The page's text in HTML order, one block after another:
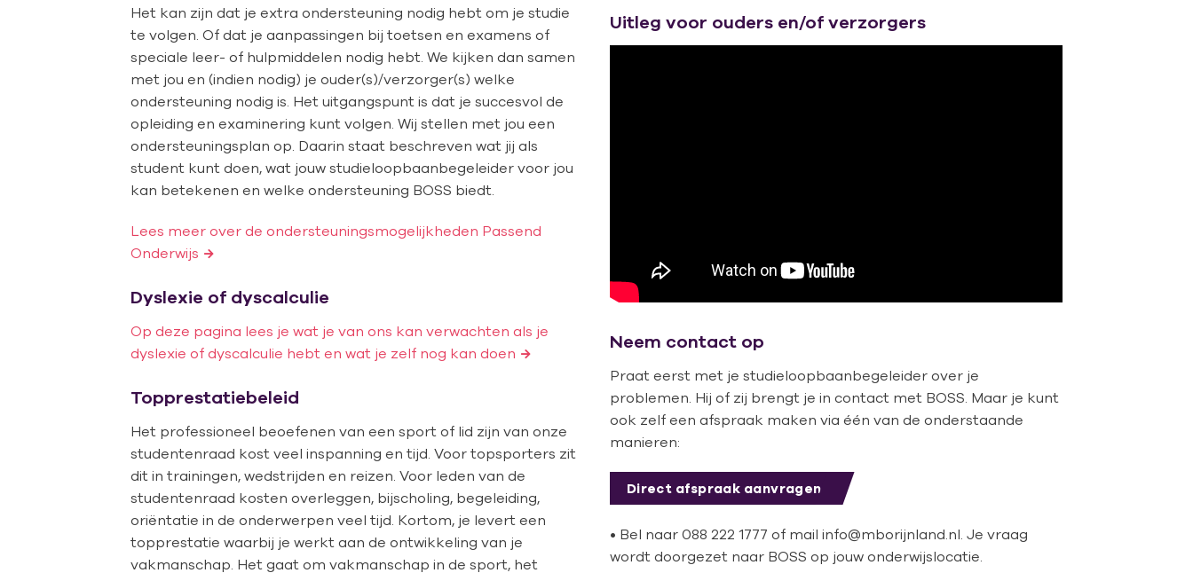
Het kan zijn dat je extra ondersteuning nodig hebt om je studie
te volgen. Of dat je aanpassingen bij toetsen en examens of
speciale leer- of hulpmiddelen nodig hebt. We kijken dan samen
met jou en (indien nodig) je ouder(s)/verzorger(s) welke
ondersteuning nodig is. Het uitgangspunt is dat je succesvol de
opleiding en examinering kunt volgen. Wij stellen met jou een
ondersteuningsplan op. Daarin staat beschreven wat jij als
student kunt doen, wat jouw studieloopbaanbegeleider voor jou
kan betekenen en welke ondersteuning BOSS biedt.
Lees meer over de ondersteuningsmogelijkheden Passend
Onderwijs
Dyslexie of dyscalculie
Op deze pagina lees je wat je van ons kan verwachten als je
dyslexie of dyscalculie hebt en wat je zelf nog kan doen
Topprestatiebeleid
Het professioneel beoefenen van een sport of lid zijn van onze
studentenraad kost veel inspanning en tijd. Voor topsporters zit
dit in trainingen, wedstrijden en reizen. Voor leden van de
studentenraad kosten overleggen, bijscholing, begeleiding,
oriëntatie in de onderwerpen veel tijd. Kortom, je levert een
topprestatie waarbij je werkt aan de ontwikkeling van je
vakmanschap. Het gaat om vakmanschap in de sport, het
Uitleg voor ouders en/of verzorgers
Neem contact op
Praat eerst met je studieloopbaanbegeleider over je
problemen. Hij of zij brengt je in contact met BOSS. Maar je kunt
ook zelf een afspraak maken via één van de onderstaande
manieren:
Direct afspraak aanvragen
• Bel naar 088 222 1777 of mail info@mborijnland.nl. Je vraag
wordt doorgezet naar BOSS op jouw onderwijslocatie.